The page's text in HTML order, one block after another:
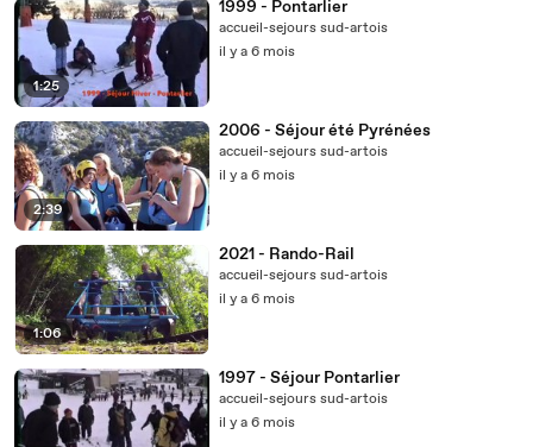
1:25
1999 - Pontarlier
accueil-sejours sud-artois
il y a 6 mois
2:39
2006 - Séjour été Pyrénées
accueil-sejours sud-artois
il y a 6 mois
1:06
2021 - Rando-Rail
accueil-sejours sud-artois
il y a 6 mois
1997 - Séjour Pontarlier
accueil-sejours sud-artois
il y a 6 mois